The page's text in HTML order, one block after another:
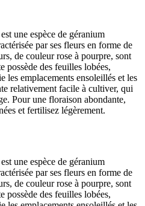
une espèce de géranium
par ses fleurs en forme de
de couleur rose à pourpre, sont
possède des feuilles lobées,
les emplacements ensoleillés et les
relativement facile à cultiver, qui
Pour une floraison abondante,
et fertilisez légèrement.
une espèce de géranium
par ses fleurs en forme de
de couleur rose à pourpre, sont
possède des feuilles lobées,